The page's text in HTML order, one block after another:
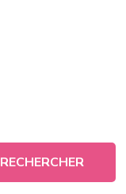
RECHERCHER